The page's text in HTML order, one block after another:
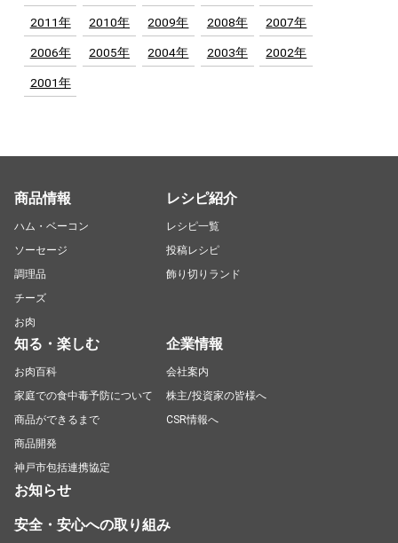
2011年 2010年 2009年 2008年 2007年
2006年 2005年 2004年 2003年 2002年
2001年
商品情報
ハム・ベーコン
ソーセージ
調理品
チーズ
お肉
レシピ紹介
レシピ一覧
投稿レシピ
飾り切りランド
知る・楽しむ
お肉百科
家庭での食中毒予防について
商品ができるまで
商品開発
神戸市包括連携協定
企業情報
会社案内
株主/投資家の皆様へ
CSR情報へ
お知らせ
安全・安心への取り組み